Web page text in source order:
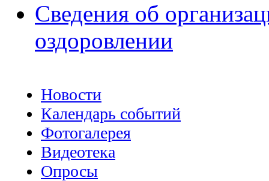
Сведения об
оздоровлении
Новости
Календарь событий
Фотогалерея
Видеотека
Опросы